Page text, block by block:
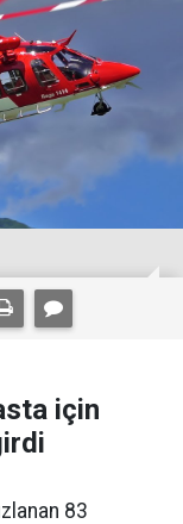
için
83